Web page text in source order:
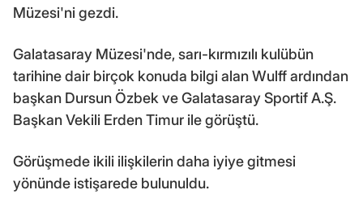
Müzesi'ni gezdi.
Galatasaray Müzesi'nde, sarı-kırmızılı kulübün
tarihine dair birçok konuda bilgi alan Wulff ardından
başkan Dursun Özbek ve Galatasaray Sportif A.Ş.
Başkan Vekili Erden Timur ile görüştü.
Görüşmede ikili ilişkilerin daha iyiye gitmesi
yönünde istişarede bulunuldu.